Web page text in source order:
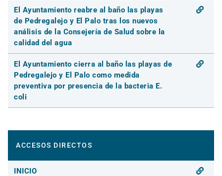
El Ayuntamiento reabre al baño las playas
de Pedregalejo y El Palo tras los nuevos
análisis de la Consejería de Salud sobre la
calidad del agua
El Ayuntamiento cierra al baño las playas de
Pedregalejo y El Palo como medida
preventiva por presencia de la bacteria E.
coli
ACCESOS DIRECTOS
INICIO